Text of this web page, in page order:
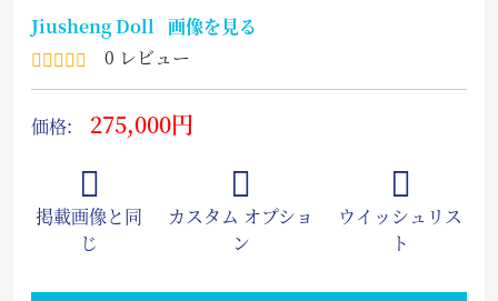
Jiusheng Doll 画像を見る
0 レビュー
価格: 275,000円
掲載画像と同
じ
カスタム オプショ
ン
ウイッシュリス
ト